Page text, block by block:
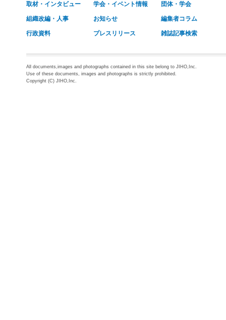
取材・インタビュー 学会・イベント情報 団体・学会
組織改編・人事 お知らせ 編集者コラム
行政資料 プレスリリース 雑誌記事検索
All documents,images and photographs contained in this site belong to JIHO,Inc.
Use of these documents, images and photographs is strictly prohibited.
Copyright (C) JIHO,Inc.